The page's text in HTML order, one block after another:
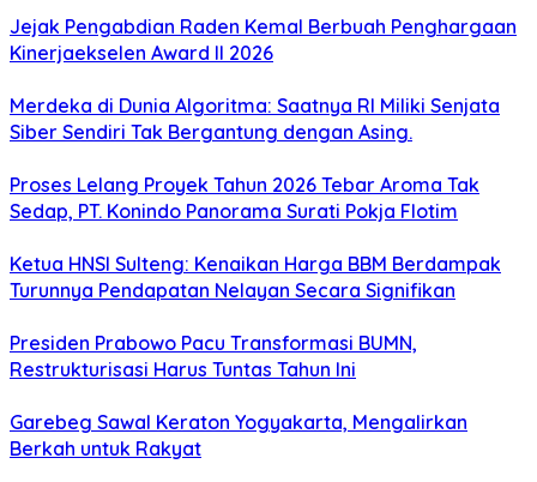
Jejak Pengabdian Raden Kemal Berbuah Penghargaan
Kinerjaekselen Award II 2026
Merdeka di Dunia Algoritma: Saatnya RI Miliki Senjata
Siber Sendiri Tak Bergantung dengan Asing.
Proses Lelang Proyek Tahun 2026 Tebar Aroma Tak
Sedap, PT. Konindo Panorama Surati Pokja Flotim
Ketua HNSI Sulteng: Kenaikan Harga BBM Berdampak
Turunnya Pendapatan Nelayan Secara Signifikan
Presiden Prabowo Pacu Transformasi BUMN,
Restrukturisasi Harus Tuntas Tahun Ini
Garebeg Sawal Keraton Yogyakarta, Mengalirkan
Berkah untuk Rakyat